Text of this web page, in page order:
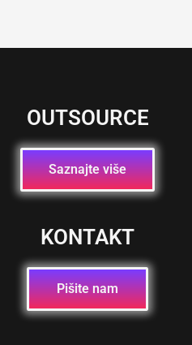
OUTSOURCE
Saznajte više
KONTAKT
Pišite nam